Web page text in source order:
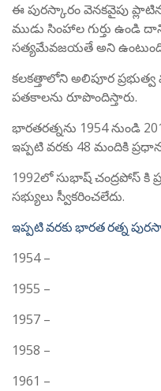
ఈ పురస్కారం వెనకవైపు
ముడు సింహాల గుర్తు ఉండి
సత్యమేవజయతే అని
కలకత్తాలోని అలిపూర
పతకాలను రూపొందిస్తారు.
భారతరత్నను 1954 నుండి
ఇప్పటి వరకు 48 మందికి
1992లో సుభాష్ చంద్రపోస్ కి
సభ్యులు స్వీకరించలేదు.
ఇప్పటి వరకు భారత రత్న
1954 –
1955 –
1957 –
1958 –
1961 –